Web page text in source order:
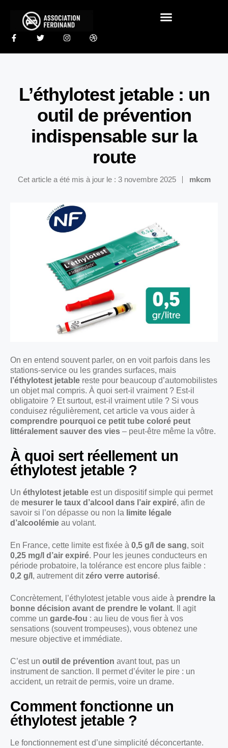
L’éthylotest jetable : un
outil de prévention
indispensable sur la
route
Cet article a été mis à jour le : 3 novembre 2025 mkcm
On en entend souvent parler, on en voit parfois dans les
stations-service ou les grandes surfaces, mais
l’éthylotest jetable reste pour beaucoup d’automobilistes
un objet mal compris. À quoi sert-il vraiment ? Est-il
obligatoire ? Et surtout, est-il vraiment utile ? Si vous
conduisez régulièrement, cet article va vous aider à
comprendre pourquoi ce petit tube coloré peut
littéralement sauver des vies – peut-être même la vôtre.
À quoi sert réellement un
éthylotest jetable ?
Un éthylotest jetable est un dispositif simple qui permet
de mesurer le taux d’alcool dans l’air expiré, afin de
savoir si l’on dépasse ou non la limite légale
d’alcoolémie au volant.
En France, cette limite est fixée à 0,5 g/l de sang, soit
0,25 mg/l d’air expiré. Pour les jeunes conducteurs en
période probatoire, la tolérance est encore plus faible :
0,2 g/l , autrement ditzéro verre autorisé.
Concrètement, l’éthylotest jetable vous aide à prendre la
bonne décision avant de prendre le volant. Il agit
comme un garde-fou : au lieu de vous fier à vos
sensations (souvent trompeuses), vous obtenez une
mesure objective et immédiate.
C’est un outil de prévention avant tout, pas un
instrument de sanction. Il permet d’éviter le pire : un
accident, un retrait de permis, voire un drame.
Comment fonctionne un
éthylotest jetable ?
Le fonctionnement est d’une simplicité déconcertante.